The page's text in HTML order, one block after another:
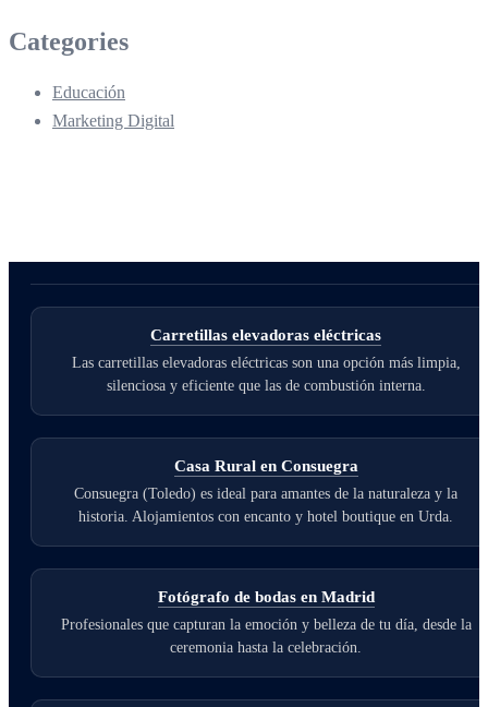
Categories
Educación
Marketing Digital
Carretillas elevadoras eléctricas
Las carretillas elevadoras eléctricas son una opción más limpia,
silenciosa y eficiente que las de combustión interna.
Casa Rural en Consuegra
Consuegra (Toledo) es ideal para amantes de la naturaleza y la
historia. Alojamientos con encanto y hotel boutique en Urda.
Fotógrafo de bodas en Madrid
Profesionales que capturan la emoción y belleza de tu día, desde la
ceremonia hasta la celebración.